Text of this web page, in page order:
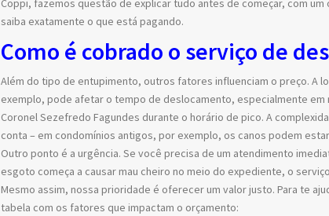
Coppi, fazemos questão de explicar tudo antes de começar, com
saiba exatamente o que está pagando.
Como é cobrado o serviço de
Além do tipo de entupimento, outros fatores influenciam o preço. A
exemplo, pode afetar o tempo de deslocamento, especialmente em
Coronel Sezefredo Fagundes durante o horário de pico. A
conta – em condomínios antigos, por exemplo, os canos podem
Outro ponto é a urgência. Se você precisa de um atendimento
esgoto começa a causar mau cheiro no meio do expediente, o
Mesmo assim, nossa prioridade é oferecer um valor justo. Para te
tabela com os fatores que impactam o orçamento: